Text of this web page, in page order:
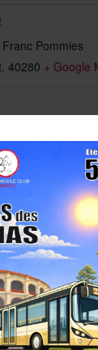
Pommies
40280 + Google